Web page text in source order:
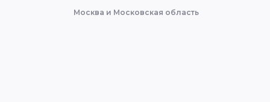
Москва и Московская область